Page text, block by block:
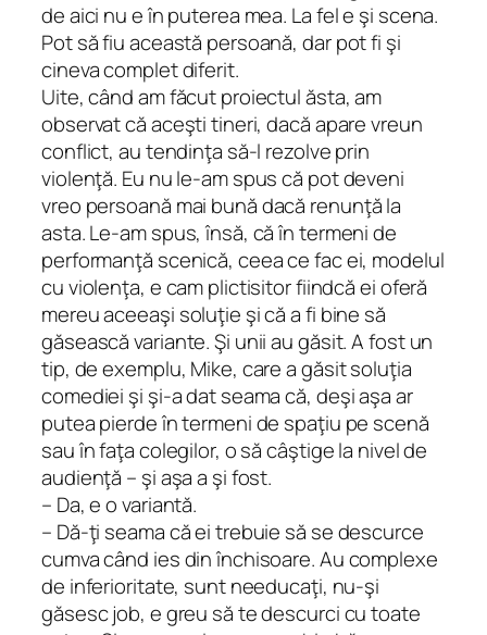
de aici nu e în puterea mea. La fel e şi scena.
Pot să fiu această persoană, dar pot fi şi
cineva complet diferit.
Uite, când am făcut proiectul ăsta, am
observat că aceşti tineri, dacă apare vreun
conflict, au tendinţa să-l rezolve prin
violenţă. Eu nu le-am spus că pot deveni
vreo persoană mai bună dacă renunţă la
asta. Le-am spus, însă, că în termeni de
performanţă scenică, ceea ce fac ei, modelul
cu violenţa, e cam plictisitor fiindcă ei oferă
mereu aceeaşi soluţie şi că a fi bine să
găsească variante. Şi unii au găsit. A fost un
tip, de exemplu, Mike, care a găsit soluţia
comediei şi şi-a dat seama că, deşi aşa ar
putea pierde în termeni de spaţiu pe scenă
sau în faţa colegilor, o să câştige la nivel de
audienţă – şi aşa a şi fost.
– Da, e o variantă.
– Dă-ţi seama că ei trebuie să se descurce
cumva când ies din închisoare. Au complexe
de inferioritate, sunt needucaţi, nu-şi
găsesc job, e greu să te descurci cu toate